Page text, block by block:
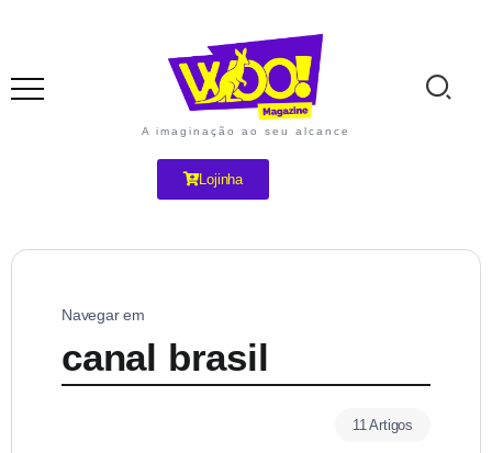
A imaginação ao seu alcance
Lojinha
Navegar em
canal brasil
11 Artigos